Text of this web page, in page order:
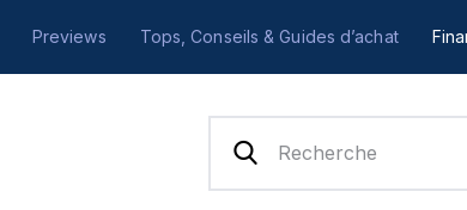
Previews Tops, Conseils & Guides d’achat
Accueil
Actualités